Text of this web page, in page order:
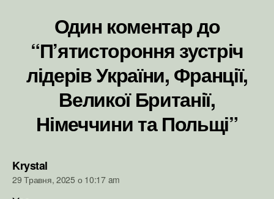
Один коментар до
“П’ятистороння зустріч
лідерів України, Франції,
Великої Британії,
Німеччини та Польщі”
Krystalговорить:
29 Травня, 2025 о 10:17 am